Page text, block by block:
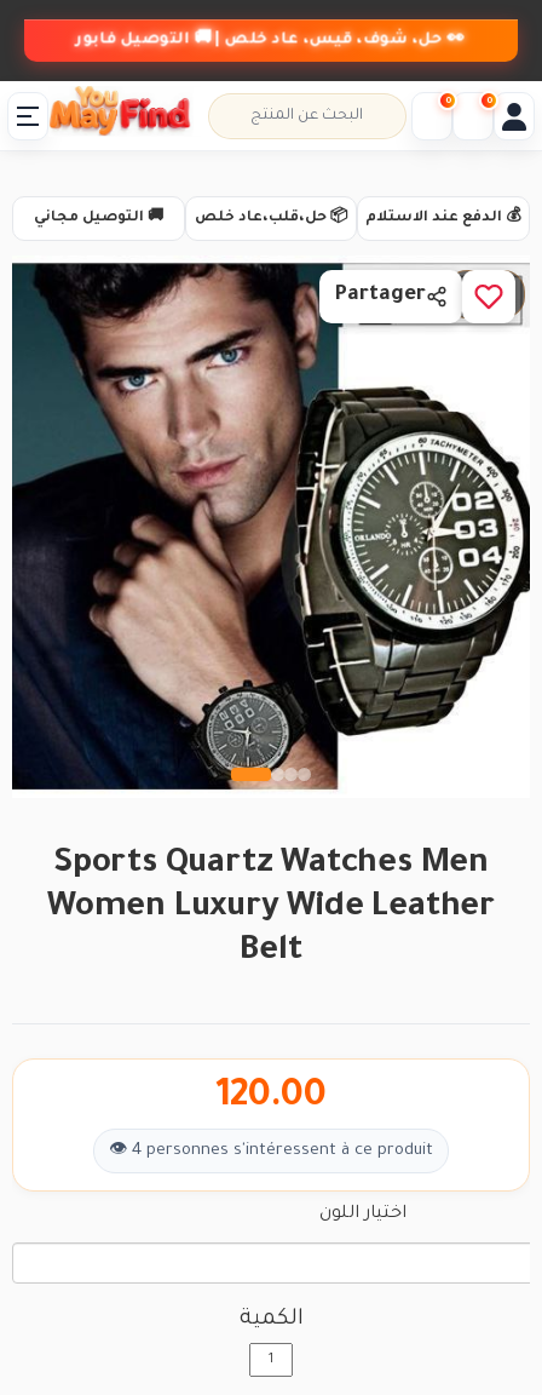
👀 حل، شوف، قيس، عاد خلص | 🚚 التوصيل فابور
Sports Quartz Watches Men
Women Luxury Wide Leather
Belt
🚚 التوصيل مجاني 📦 حل،قلب،عاد خلص 💰 الدفع عند الاستلام
1 / 4
Partager
120.00
👁 4 personnes s'intéressent à ce produit
اختيار اللون
الكمية
0 0